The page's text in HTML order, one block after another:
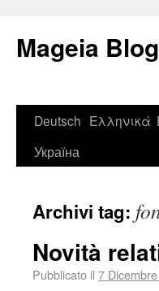
Mageia
Deutsch Ελληνικά
Україна
Archivi tag:
Novità
Pubblicato il 7